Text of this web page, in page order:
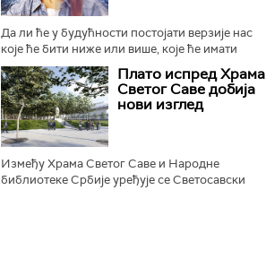
Да ли ће у будућности постојати верзије нас
које ће бити ниже или више, које ће имати
другачије особине или ће чак бити генетски
дизајниране према одређеним...Плато испред Храма
Светог Саве добија
нови изглед
Између Храма Светог Саве и Народне
библиотеке Србије уређује се Светосавски